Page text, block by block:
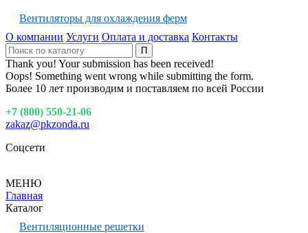
Вентиляторы для охлаждения ферм
О компании Услуги Оплата и доставка Контакты
Thank you! Your submission has been received!
Oops! Something went wrong while submitting the form.
Более 10 лет производим и поставляем по всей России
+7 (800) 550-21-06
zakaz@pkzonda.ru
Соцсети
МЕНЮ
Главная
Каталог
Вентиляционные решетки